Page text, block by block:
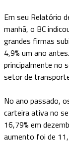
Em seu Relatório
manhã, o BC
grandes firmas
4,9% um ano
principalmente no
setor de
No ano passado,
carteira ativa no
16,79% em
aumento foi de